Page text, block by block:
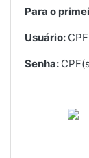
Para o
Usuário:
Senha: